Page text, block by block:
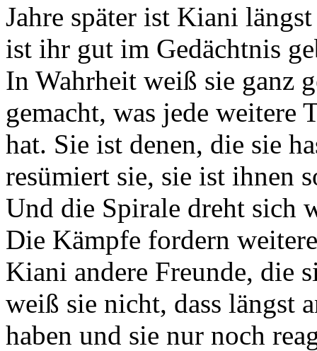
Jahre später ist Kiani
ist ihr gut im Gedächtnis
In Wahrheit weiß sie ganz
gemacht, was jede weitere
hat. Sie ist denen, die sie
resümiert sie, sie ist ihnen
Und die Spirale dreht sich
Die Kämpfe fordern
Kiani andere Freunde, die
weiß sie nicht, dass längst
haben und sie nur noch